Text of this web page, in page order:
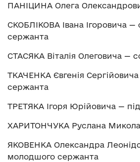
ПАНІЦИНА Олега
СКОБЛІКОВА Івана Ігоровича —
сержанта
СТАСЯКА Віталія Олеговича —
ТКАЧЕНКА Євгенія
сержанта
ТРЕТЯКА Ігоря Юрійовича —
ХАРИТОНЧУКА Руслана
ЯКОВЕНКА Олександра
молодшого сержанта